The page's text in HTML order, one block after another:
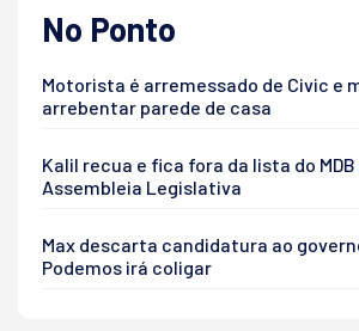
No Ponto
Motorista é arremessado de Civic e
arrebentar parede de casa
Kalil recua e fica fora da lista do
Assembleia Legislativa
Max descarta candidatura ao
Podemos irá coligar